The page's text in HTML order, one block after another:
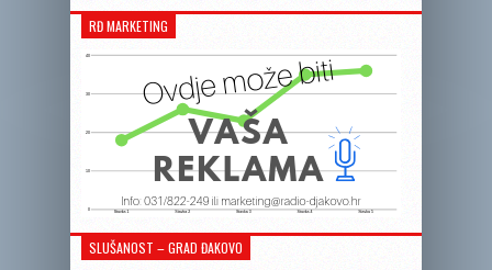
RĐ MARKETING
SLUŠANOST – GRAD ĐAKOVO